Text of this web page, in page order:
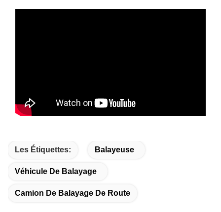
Les Étiquettes: Balayeuse
Véhicule De Balayage
Camion De Balayage De Route